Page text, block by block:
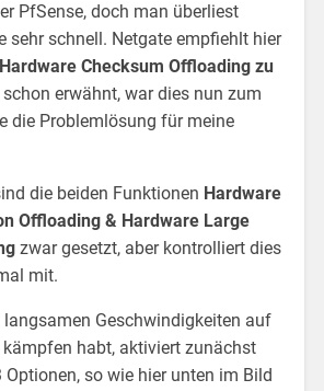
PfSense, doch man überliest
sehr schnell. Netgate empfiehlt hier
Hardware Checksum Offloading zu
erwähnt, war dies nun zum
die Problemlösung für meine
die beiden Funktionen Hardware
Offloading & Hardware Large
zwar gesetzt, aber kontrolliert dies
mit.
Geschwindigkeiten auf
habt, aktiviert zunächst
Optionen, so wie hier unten im Bild